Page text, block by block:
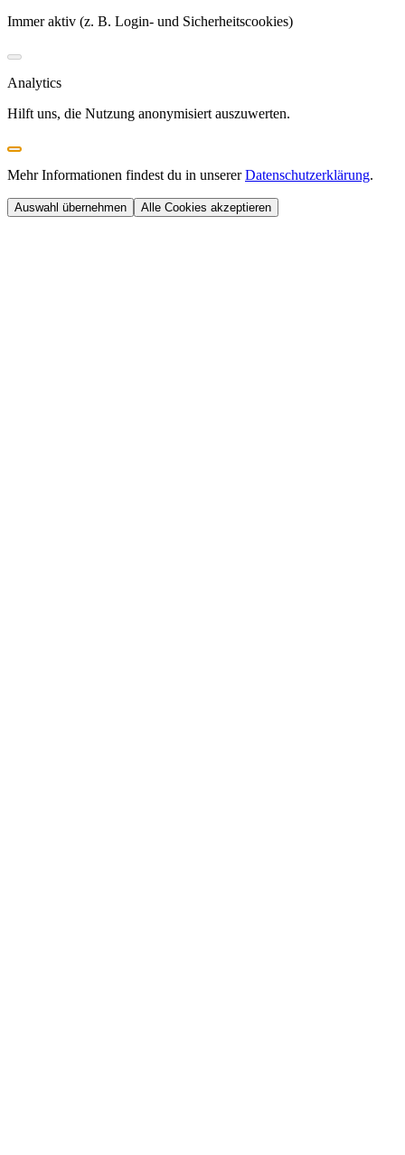
Immer aktiv (z. B. Login- und Sicherheitscookies)
Analytics
Hilft uns, die Nutzung anonymisiert auszuwerten.
Mehr Informationen findest du in unserer Datenschutzerklärung.
Auswahl übernehmen Alle Cookies akzeptieren